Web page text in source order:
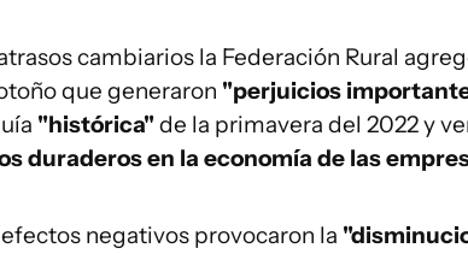
cambiarios la Federación Rural
que generaron "perjuicios
"histórica"de la primavera del 2022 y
duraderos en la economía de las
negativos provocaron la